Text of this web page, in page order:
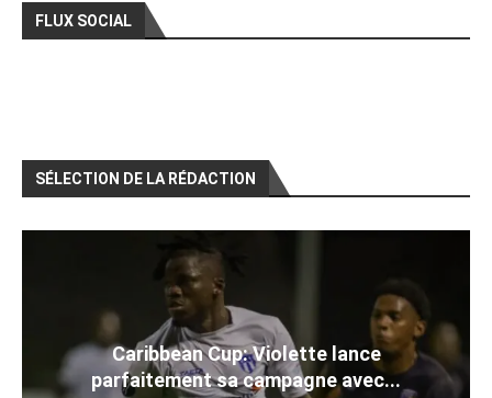
FLUX SOCIAL
SÉLECTION DE LA RÉDACTION
Caribbean Cup: Violette lance
parfaitement sa campagne avec...